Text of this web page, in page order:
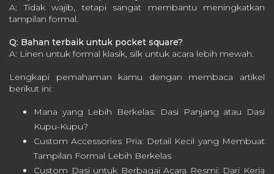
A: Tidak wajib, tetapi sangat membantu meningkatkan
tampilan formal.
Q: Bahan terbaik untuk pocket square?
A: Linen untuk formal klasik, silk untuk acara lebih mewah.
Lengkapi pemahaman kamu dengan membaca artikel
berikut ini:
Mana yang Lebih Berkelas: Dasi Panjang atau Dasi
Kupu-Kupu?
Custom Accessories Pria: Detail Kecil yang Membuat
Tampilan Formal Lebih Berkelas
Custom Dasi untuk Berbagai Acara Resmi: Dari Kerja